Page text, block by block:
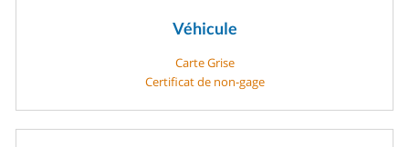
Véhicule
Carte Grise
Certificat de non-gage